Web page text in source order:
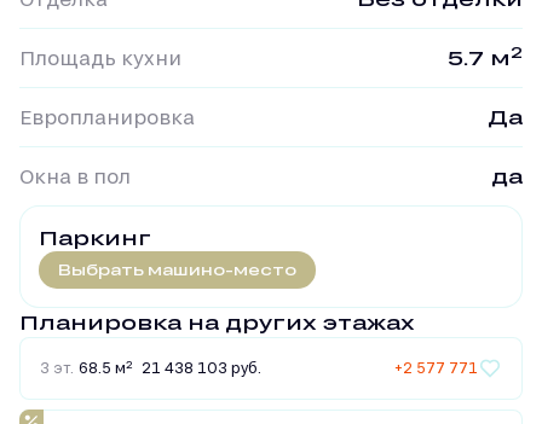
Площадь кухни 5.7 м 2
Европланировка Да
Окна в пол да
Паркинг
Выбрать машино-место
Планировка на других этажах
3 эт. 68.5 м2 21 438 103 руб. +2 577 771